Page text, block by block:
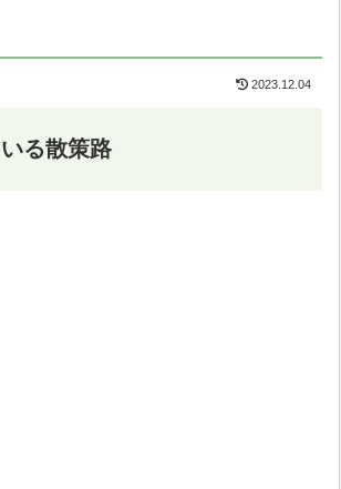
2023.12.04
る散策路